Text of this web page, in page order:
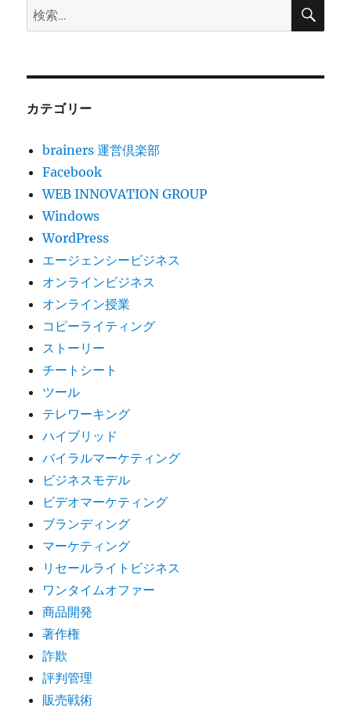
ビ
–
ネ
ト
注
を
と
り
ラ
イ
ブ
ー
で
品？！
に
検
索:
カテゴリー
brainers 運営倶楽部
Facebook
WEB INNOVATION GROUP
Windows
WordPress
エージェンシービジネス
オンラインビジネス
オンライン授業
コピーライティング
ストーリー
チートシート
ツール
テレワーキング
ハイブリッド
バイラルマーケティング
ビジネスモデル
ビデオマーケティング
ブランディング
マーケティング
リセールライトビジネス
ワンタイムオファー
商品開発
著作権
詐欺
評判管理
販売戦術